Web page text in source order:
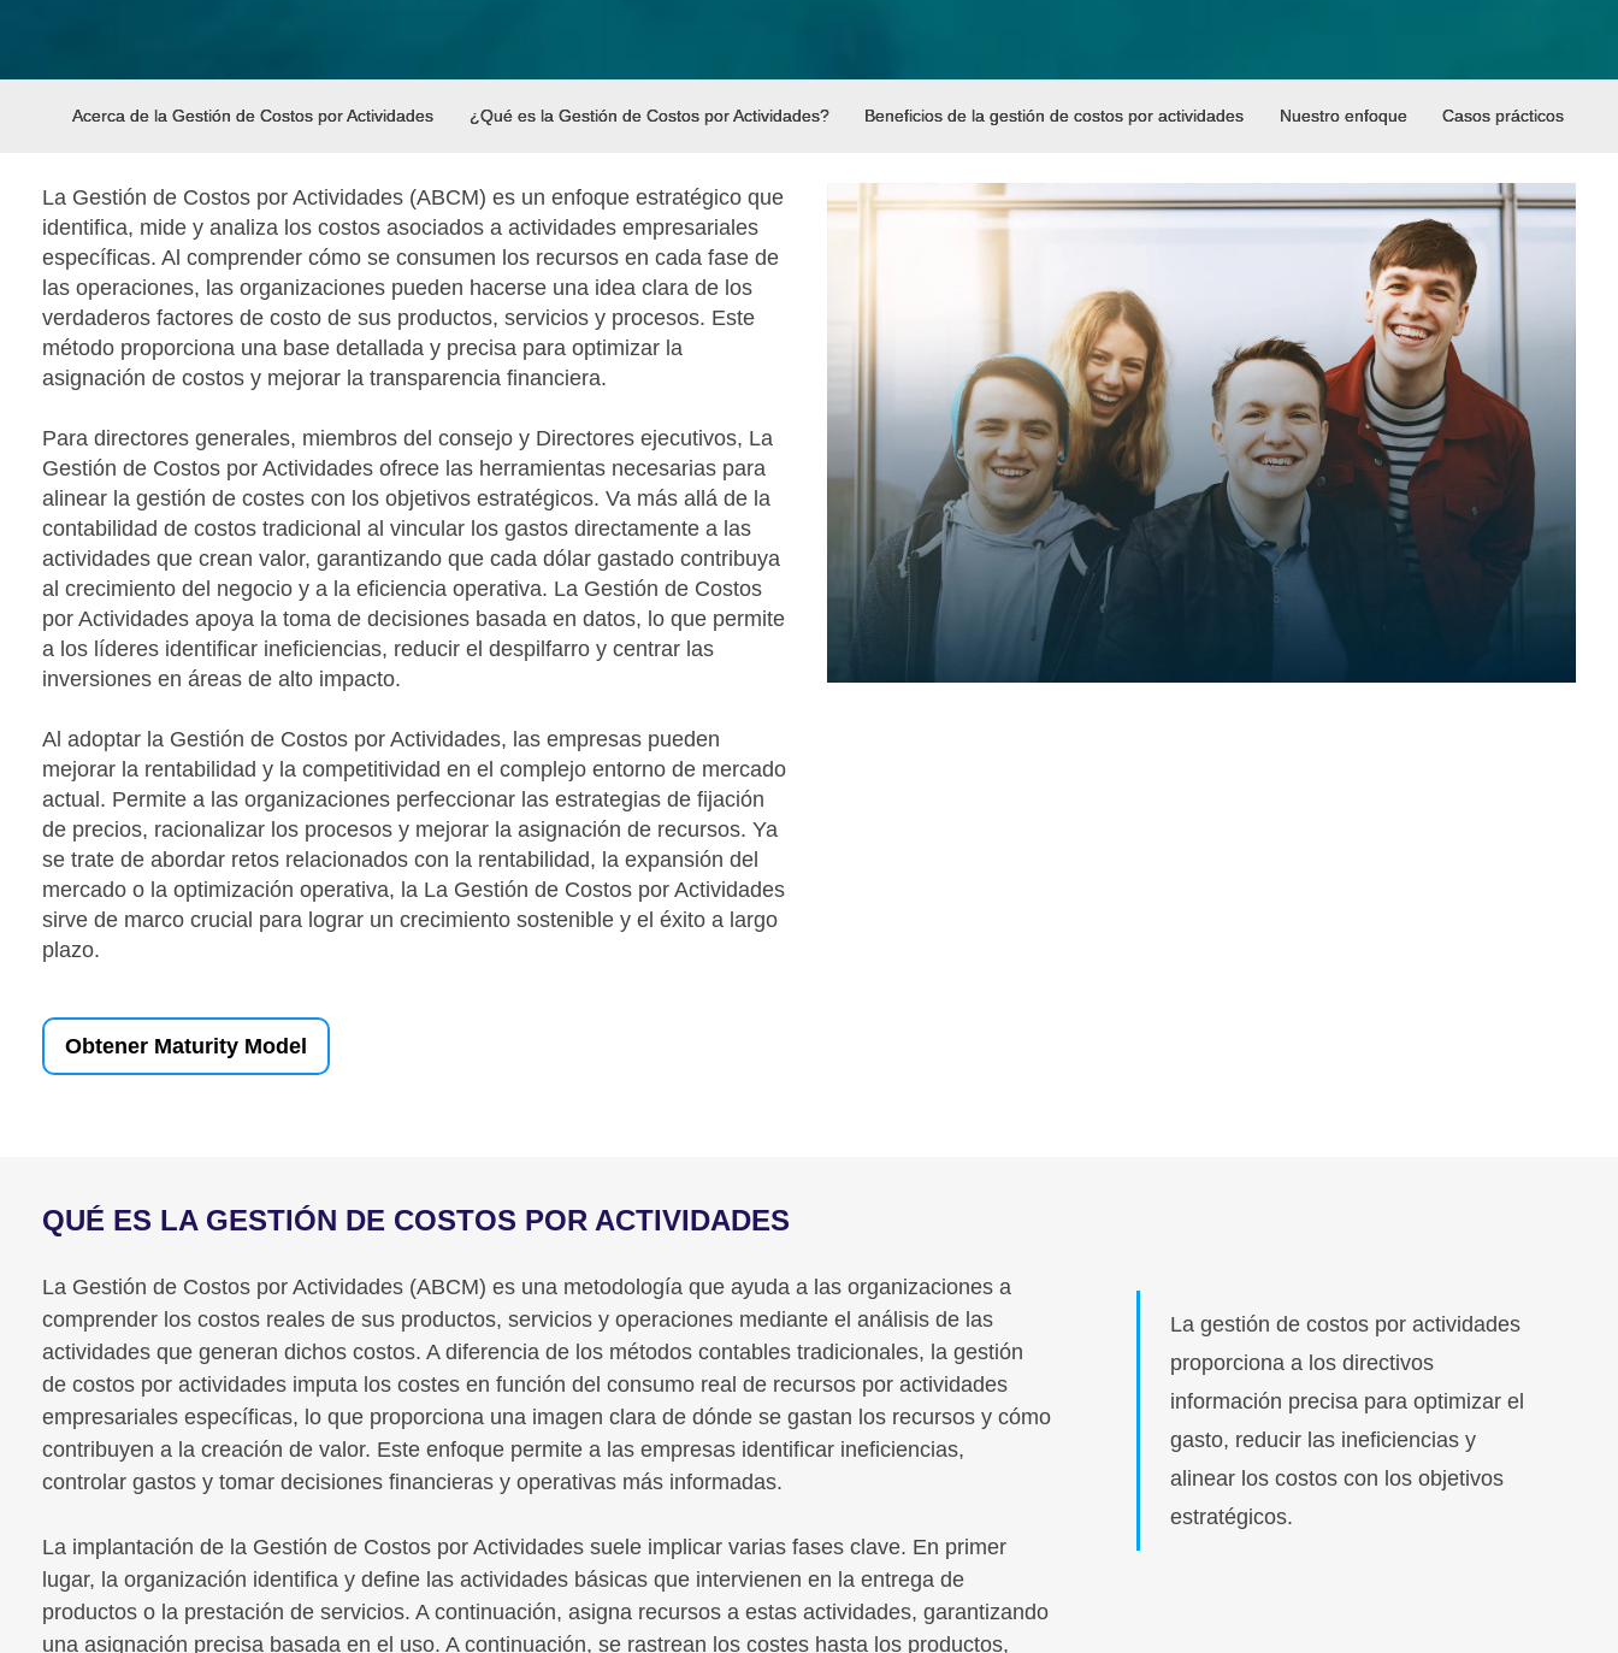
Acerca de la Gestión de Costos por Actividades ¿Qué es la Gestión de Costos por Actividades? Beneficios de la gestión de costos por actividades Nuestro enfoque Casos prácticos
La Gestión de Costos por Actividades (ABCM) es un enfoque estratégico que
identifica, mide y analiza los costos asociados a actividades empresariales
específicas. Al comprender cómo se consumen los recursos en cada fase de
las operaciones, las organizaciones pueden hacerse una idea clara de los
verdaderos factores de costo de sus productos, servicios y procesos. Este
método proporciona una base detallada y precisa para optimizar la
asignación de costos y mejorar la transparencia financiera.
Para directores generales, miembros del consejo y Directores ejecutivos, La
Gestión de Costos por Actividades ofrece las herramientas necesarias para
alinear la gestión de costes con los objetivos estratégicos. Va más allá de la
contabilidad de costos tradicional al vincular los gastos directamente a las
actividades que crean valor, garantizando que cada dólar gastado contribuya
al crecimiento del negocio y a la eficiencia operativa. La Gestión de Costos
por Actividades apoya la toma de decisiones basada en datos, lo que permite
a los líderes identificar ineficiencias, reducir el despilfarro y centrar las
inversiones en áreas de alto impacto.
Al adoptar la Gestión de Costos por Actividades, las empresas pueden
mejorar la rentabilidad y la competitividad en el complejo entorno de mercado
actual. Permite a las organizaciones perfeccionar las estrategias de fijación
de precios, racionalizar los procesos y mejorar la asignación de recursos. Ya
se trate de abordar retos relacionados con la rentabilidad, la expansión del
mercado o la optimización operativa, la La Gestión de Costos por Actividades
sirve de marco crucial para lograr un crecimiento sostenible y el éxito a largo
plazo.
Obtener Maturity Model
QUÉ ES LA GESTIÓN DE COSTOS POR ACTIVIDADES
La Gestión de Costos por Actividades (ABCM) es una metodología que ayuda a las organizaciones a
comprender los costos reales de sus productos, servicios y operaciones mediante el análisis de las
actividades que generan dichos costos. A diferencia de los métodos contables tradicionales, la gestión
de costos por actividades imputa los costes en función del consumo real de recursos por actividades
empresariales específicas, lo que proporciona una imagen clara de dónde se gastan los recursos y cómo
contribuyen a la creación de valor. Este enfoque permite a las empresas identificar ineficiencias,
controlar gastos y tomar decisiones financieras y operativas más informadas.
La implantación de la Gestión de Costos por Actividades suele implicar varias fases clave. En primer
lugar, la organización identifica y define las actividades básicas que intervienen en la entrega de
productos o la prestación de servicios. A continuación, asigna recursos a estas actividades, garantizando
una asignación precisa basada en el uso. A continuación, se rastrean los costes hasta los productos,
La gestión de costos por actividades
proporciona a los directivos
información precisa para optimizar el
gasto, reducir las ineficiencias y
alinear los costos con los objetivos
estratégicos.